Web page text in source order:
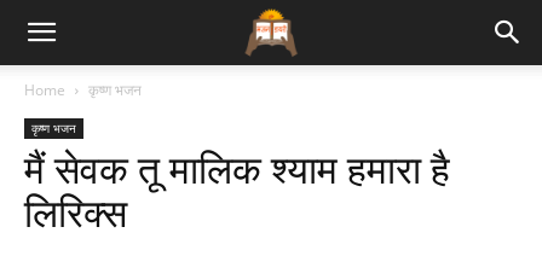
Bhajan
Lyrics
Home कृष्ण भजन
कृष्ण भजन
मैं सेवक तू मालिक श्याम हमारा है
लिरिक्स